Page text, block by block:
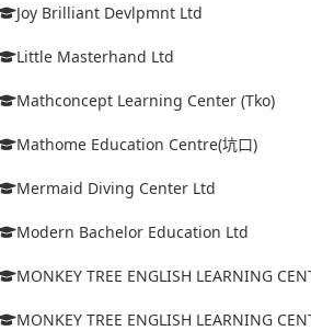
Joy Brilliant Devlpmnt Ltd
Little Masterhand Ltd
Mathconcept Learning Center (Tko)
Mathome Education Centre(坑口)
Mermaid Diving Center Ltd
Modern Bachelor Education Ltd
MONKEY TREE ENGLISH LEARNING
MONKEY TREE ENGLISH LEARNING